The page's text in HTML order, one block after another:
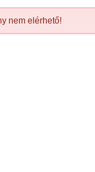
nem elérhető!